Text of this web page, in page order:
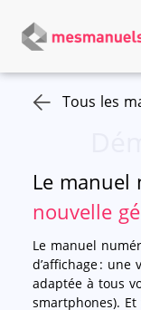
Tous les
Le
nouvelle
Le manuel
d’affichage :
adaptée à tous
smartphones).